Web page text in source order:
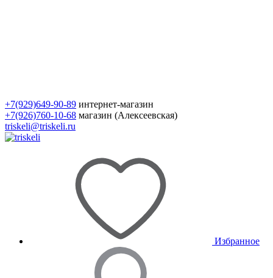
+7(929)649-90-89 интернет-магазин
+7(926)760-10-68 магазин (Алексеевская)
triskeli@triskeli.ru
Избранное